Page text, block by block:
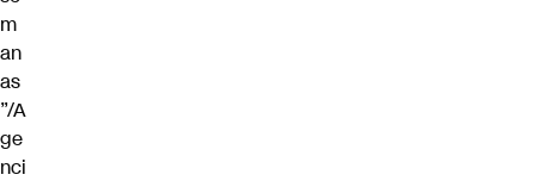
m
an
as
”/A
ge
nci